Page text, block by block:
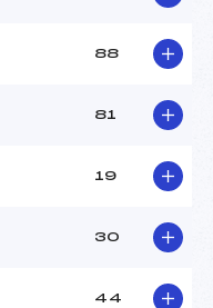
FRANCOIS (SA)
EMILIE (SA)
OZERAY GARY (SA)
LACCA ANTHONY (SA)
DOUCE
88
81
19
30
44